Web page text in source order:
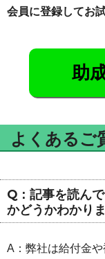
会員に登録してお
助
よくあるご
Q：記事を読ん
かどうかわかり
A：弊社は給付金